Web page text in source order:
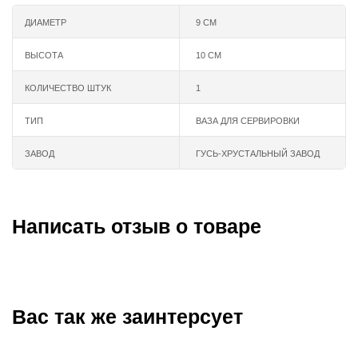
ДИАМЕТР 9 СМ
ВЫСОТА 10 СМ
КОЛИЧЕСТВО ШТУК 1
ТИП ВАЗА ДЛЯ СЕРВИРОВКИ
ЗАВОД ГУСЬ-ХРУСТАЛЬНЫЙ ЗАВОД
Написать отзыв о товаре
Вас так же заинтерсует